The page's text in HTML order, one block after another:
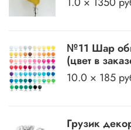
№11 Шар
(цвет в
10.0 × 185
Грузик